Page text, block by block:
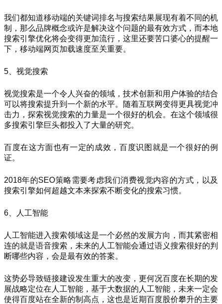
我们都知道移动端的关键词排名与搜索结果展现有着不同的机
制，那么品牌概念或许是解决这个问题的最有效方式，而本地
搜索引擎优化将会变得更加流行，这里还要苦口婆心的提醒一
下，移动端网页加载速度至关重要。
5、视觉搜索
视觉搜索是一个令人兴奋的领域，技术创新和用户体验的结合
可以将搜索提升到一个新的水平。随着互联网变得更具视觉冲
击力，探索视觉搜索的力量是一个很好的机会。在这个领域很
多搜索引擎巨头都投入了大量的研究。
百度在这方面也有一定的成效，百度识图就是一个很好的例
证。
2018年的SEO策略需要考虑我们消费视觉内容的方式，以及
搜索引擎如何超越文本来探索不断变化的搜索习惯。
6、人工智能
人工智能进入搜索领域这是一个必然的发展方向，而其紧密相
连的就是语音搜索，未来的人工智能会通过语义搜索很好的判
断哪些内容，会是最有效的答案。
这势必导致链接建设发生重大的改变，更何况百度在长期的发
展战略定位在人工智能，基于大数据的人工智能，未来一定会
使得百度站在全新的制高点，这也是近期百度股价攀升的主要